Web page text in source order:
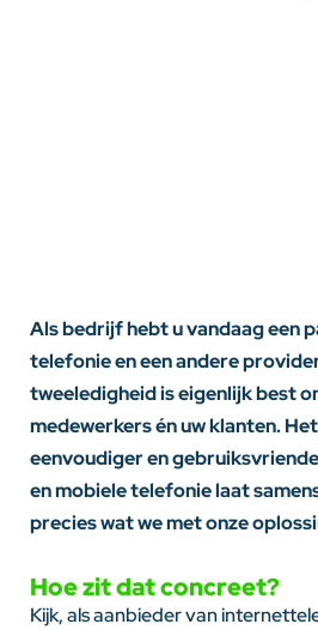
Als bedrijf hebt u vandaag een
telefonie en een andere
tweeledigheid is eigenlijk best
medewerkers én uw klanten.
eenvoudiger en
en mobiele telefonie laat
precies wat we met onze
Hoe zit dat concreet?
Kijk, als aanbieder van